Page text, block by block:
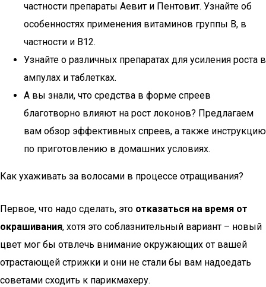
частности препараты Аевит и Пентовит. Узнайте об
особенностях применения витаминов группы В, в
частности и В12.
Узнайте о различных препаратах для усиления роста в
ампулах и таблетках.
А вы знали, что средства в форме спреев
благотворно влияют на рост локонов? Предлагаем
вам обзор эффективных спреев, а также инструкцию
по приготовлению в домашних условиях.
Как ухаживать за волосами в процессе отращивания?
Первое, что надо сделать, это отказаться на время от
окрашивания, хотя это соблазнительный вариант – новый
цвет мог бы отвлечь внимание окружающих от вашей
отрастающей стрижки и они не стали бы вам надоедать
советами сходить к парикмахеру.